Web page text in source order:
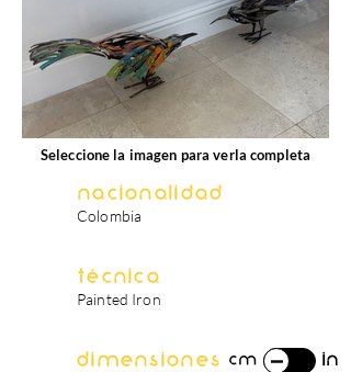
Seleccione la imagen para verla completa
Nacionalidad
Colombia
Técnica
Painted Iron
Dimensiones cm in